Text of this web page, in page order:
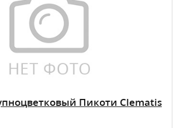
Пикоти Clematis